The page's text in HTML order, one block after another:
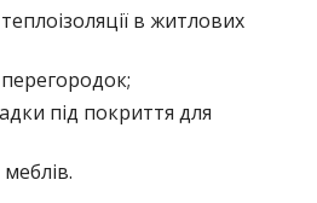
в житлових
під покриття для